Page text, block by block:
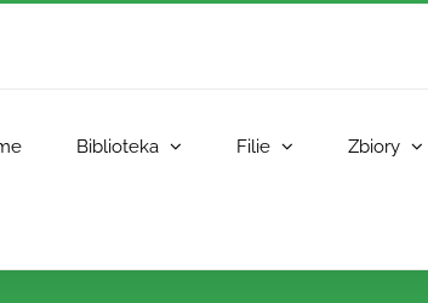
Biblioteka Filie Zbiory